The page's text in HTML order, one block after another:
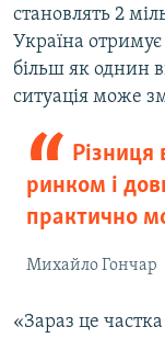
становлять 2
Україна
більш як однин
ситуація може
Різниця
ринком і
практично
Михайло Гончар
«Зараз це